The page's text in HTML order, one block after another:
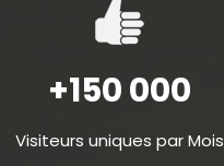
+150 000
Visiteurs uniques par Mois